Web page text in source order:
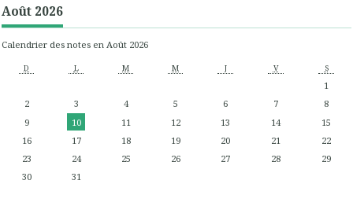
Août 2026
Calendrier des notes en Août 2026
D L M M J V S
1
2
3 4 5 6 7
8
9
10 11 12 13 14
15
16
17 18 19 20 21
22
23
24 25 26 27 28
29
30
31